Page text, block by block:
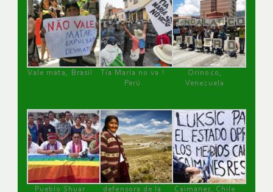
Vale mata, Brasil
Tía María no va !
Perú
Orinoco,
Venezuela
Pueblo Shuar defensora de la Caimanes, Chile